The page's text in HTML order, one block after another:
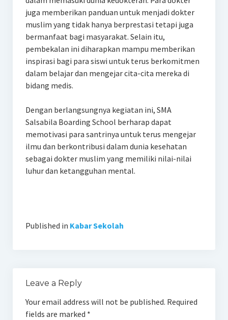
juga memberikan panduan untuk menjadi dokter
muslim yang tidak hanya berprestasi tetapi juga
bermanfaat bagi masyarakat. Selain itu,
pembekalan ini diharapkan mampu memberikan
inspirasi bagi para siswi untuk terus berkomitmen
dalam belajar dan mengejar cita-cita mereka di
bidang medis.
Dengan berlangsungnya kegiatan ini, SMA
Salsabila Boarding School berharap dapat
memotivasi para santrinya untuk terus mengejar
ilmu dan berkontribusi dalam dunia kesehatan
sebagai dokter muslim yang memiliki nilai-nilai
luhur dan ketangguhan mental.
Published in Kabar Sekolah
Leave a Reply
Your email address will not be published. Required
fields are marked *